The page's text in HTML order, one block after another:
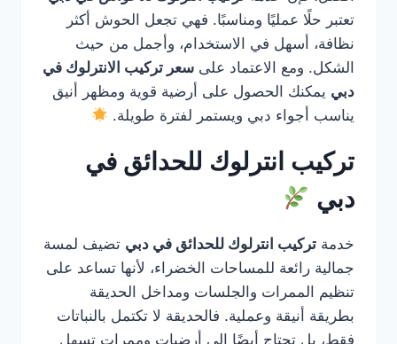
تعتبر حلًا عمليًا ومناسبًا. فهي تجعل الحوش أكثر
نظافة، أسهل في الاستخدام، وأجمل من حيث
الشكل. ومع الاعتماد على سعر تركيب الانترلوك في
دبي يمكنك الحصول على أرضية قوية ومظهر أنيق
يناسب أجواء دبي ويستمر لفترة طويلة.
تركيب انترلوك للحدائق في
دبي
خدمة تركيب انترلوك للحدائق في دبي تضيف لمسة
جمالية رائعة للمساحات الخضراء، لأنها تساعد على
تنظيم الممرات والجلسات ومداخل الحديقة
بطريقة أنيقة وعملية. فالحديقة لا تكتمل بالنباتات
فقط، بل تحتاج أيضًا إلى أرضيات وممرات تسهل